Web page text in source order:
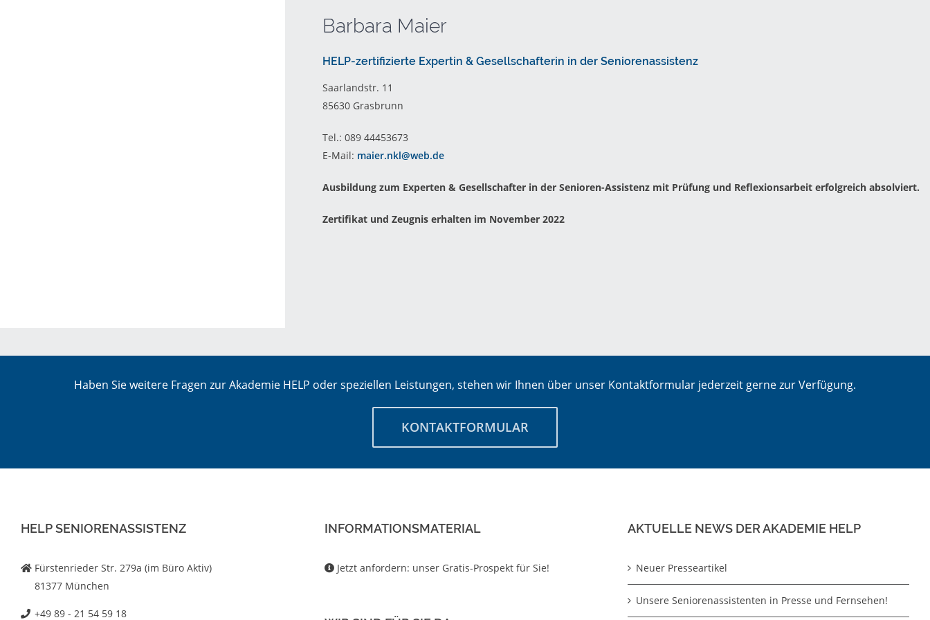
Barbara Maier
HELP-zertifizierte Expertin & Gesellschafterin in der Seniorenassistenz
Saarlandstr. 11
85630 Grasbrunn
Tel.: 089 44453673
E-Mail: maier.nkl@web.de
Ausbildung zum Experten & Gesellschafter in der Senioren-Assistenz mit Prüfung und Reflexionsarbeit erfolgreich absolviert.
Zertifikat und Zeugnis erhalten im November 2022
Haben Sie weitere Fragen zur Akademie HELP oder speziellen Leistungen, stehen wir Ihnen über unser Kontaktformular jederzeit gerne zur Verfügung.
KONTAKTFORMULAR
HELP SENIORENASSISTENZ
Fürstenrieder Str. 279a (im Büro Aktiv)
81377 München
+49 89 - 21 54 59 18
INFORMATIONSMATERIAL
Jetzt anfordern: unser Gratis-Prospekt für Sie!
AKTUELLE NEWS DER AKADEMIE HELP
Neuer Presseartikel
Unsere Seniorenassistenten in Presse und Fernsehen!